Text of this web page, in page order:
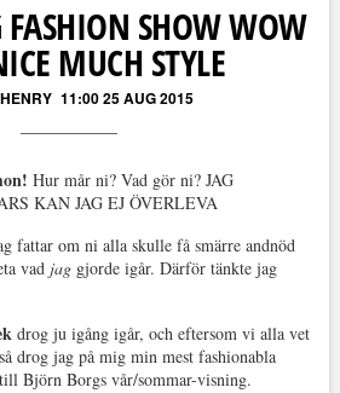
FASHION SHOW WOW
MUCH STYLE
11:00 25 AUG 2015
Hur mår ni? Vad gör ni? JAG
KAN JAG EJ ÖVERLEVA
fattar om ni alla skulle få smärre andnöd
vad jaggjorde igår. Därför tänkte jag
drog ju igång igår, och eftersom vi alla vet
drog jag på mig min mest fashionabla
Björn Borgs vår/sommar-visning.